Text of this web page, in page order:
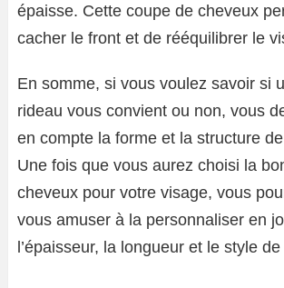
épaisse. Cette coupe de cheveux
cacher le front et de rééquilibrer le
En somme, si vous voulez savoir si
rideau vous convient ou non, vous
en compte la forme et la structure
Une fois que vous aurez choisi la
cheveux pour votre visage, vous
vous amuser à la personnaliser en
l’épaisseur, la longueur et le style